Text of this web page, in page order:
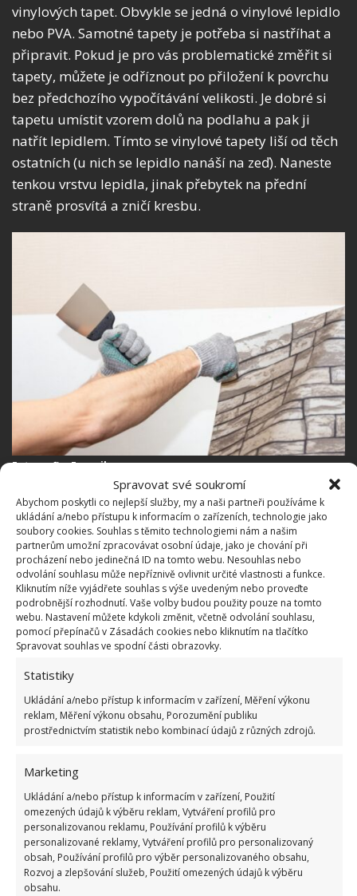
Spravovat své soukromí
Abychom poskytli co nejlepší služby, my a naši partneři používáme k
ukládání a/nebo přístupu k informacím o zařízeních, technologie jako
soubory cookies. Souhlas s těmito technologiemi nám a našim
partnerům umožní zpracovávat osobní údaje, jako je chování při
procházení nebo jedinečná ID na tomto webu. Nesouhlas nebo
odvolání souhlasu může nepříznivě ovlivnit určité vlastnosti a funkce.
Kliknutím níže vyjádřete souhlas s výše uvedeným nebo proveďte
podrobnější rozhodnutí. Vaše volby budou použity pouze na tomto
webu. Nastavení můžete kdykoli změnit, včetně odvolání souhlasu,
pomocí přepínačů v Zásadách cookies nebo kliknutím na tlačítko
Spravovat souhlas ve spodní části obrazovky.
Statistiky
Ukládání a/nebo přístup k informacím v zařízení, Měření výkonu
reklam, Měření výkonu obsahu, Porozumění publiku
prostřednictvím statistik nebo kombinací údajů z různých zdrojů.
Marketing
Ukládání a/nebo přístup k informacím v zařízení, Použití
omezených údajů k výběru reklam, Vytváření profilů pro
personalizovanou reklamu, Používání profilů k výběru
personalizované reklamy, Vytváření profilů pro personalizovaný
obsah, Používání profilů pro výběr personalizovaného obsahu,
Rozvoj a zlepšování služeb, Použití omezených údajů k výběru
obsahu.
vinylových tapet. Obvykle se jedná o vinylové lepidlo
nebo PVA. Samotné tapety je potřeba si nastříhat a
připravit. Pokud je pro vás problematické změřit si
tapety, můžete je odříznout po přiložení k povrchu
bez předchozího vypočítávání velikosti. Je dobré si
tapetu umístit vzorem dolů na podlahu a pak ji
natřít lepidlem. Tímto se vinylové tapety liší od těch
ostatních (u nich se lepidlo nanáší na zeď). Naneste
tenkou vrstvu lepidla, jinak přebytek na přední
straně prosvítá a zničí kresbu.
Fotografie: Freepik
Lepení tapet
Každý nový pás tapety lepte výlučně jeden po
druhém k ostatním. Pokud to papírová základna
umožňuje, je vhodné spoj podložit tenkým
pergamenem. Ten skryje zeď, pokud by došlo
k rozevření spoje. Tapetu poté utěsněte tak, že ji
přejedete gumovým válečkem – zejména na linii
spoje. Přebytečné lepidlo ihned odstraňte lepidlem
pokojové teplotě a se zavřenými okny, jinak by se
mohla odlepit. Sušení nijak neurychlujte (fénem,
Tipy na závěr
Aby si tapeta zachovala svůj vzhled co nejdéle,
zkuste se držet těchto tipů: